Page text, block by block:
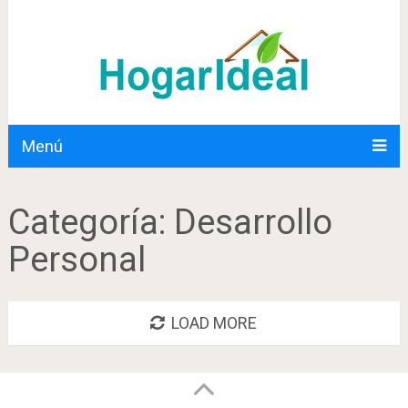
Menú
Categoría: Desarrollo
Personal
LOAD MORE